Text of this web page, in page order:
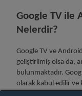
Google TV ile
Nelerdir?
Google TV ve
geliştirilmiş olsa da,
bulunmaktadır.
olarak kabul edilir ve